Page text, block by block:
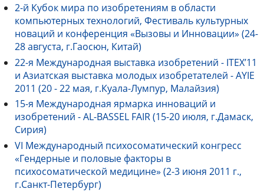
2-й Кубок мира по изобретениям в области
компьютерных технологий, Фестиваль культурных
новаций и конференция «Вызовы и Инновации» (24-
28 августа, г.Гаосюн, Китай)
22-я Международная выставка изобретений - ITEX’11
и Азиатская выставка молодых изобретателей - AYIE
2011 (20 - 22 мая, г.Куала-Лумпур, Малайзия)
15-я Международная ярмарка инноваций и
изобретений - AL-BASSEL FAIR (15-20 июля, г.Дамаск,
Сирия)
VI Международный психосоматический конгресс
«Гендерные и половые факторы в
психосоматической медицине» (2-3 июня 2011 г.,
г.Санкт-Петербург)